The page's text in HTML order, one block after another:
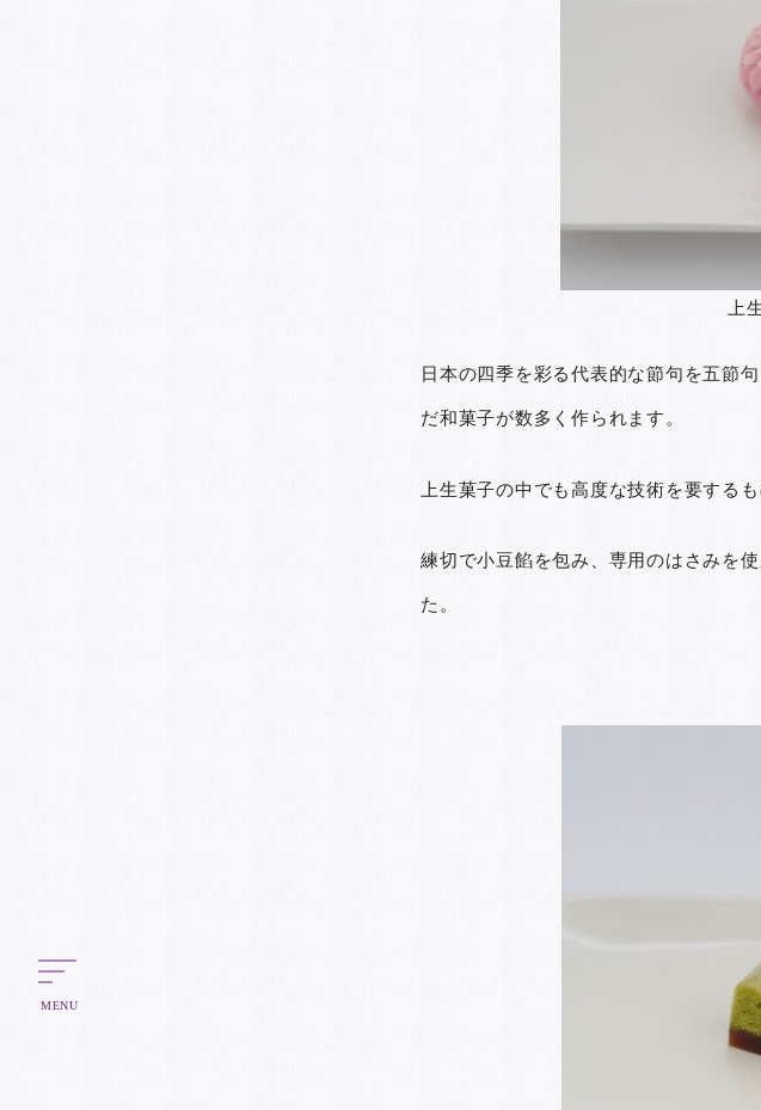
MENU
上
日本の四季を彩る代表的な節句を五節
だ和菓子が数多く作られます。
上生菓子の中でも高度な技術を要する
練切で小豆餡を包み、専用のはさみを
た。